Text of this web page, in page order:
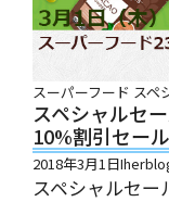
スーパーフード スペ
スペシャルセ
10%割引セー
2018年3月1日
スペシャルセー